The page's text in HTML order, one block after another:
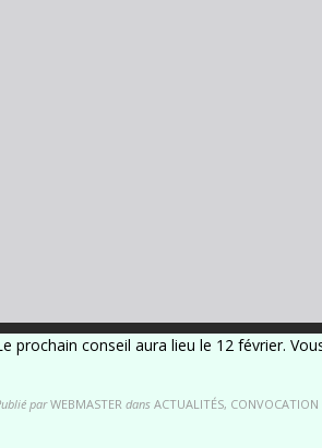
prochain conseil aura lieu le 12 février.
parWEBMASTER dans ACTUALITÉS,